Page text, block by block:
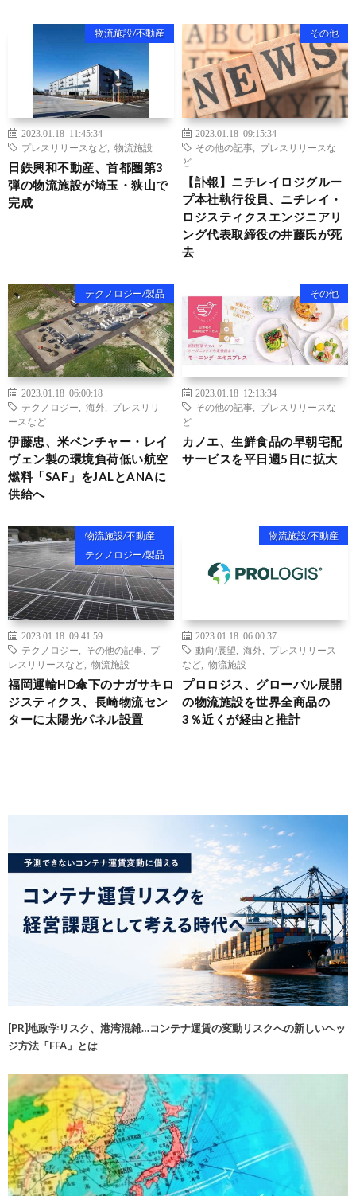
物流施設/不動産
2023.01.18 11:45:34
プレスリリースなど
物流施設
日鉄興和不動産、首都圏第3
弾の物流施設が埼玉・狭山で
完成
その他
2023.01.18 09:15:34
その他の記事
プレスリリースな
ど
【訃報】ニチレイロジグルー
プ本社執行役員、ニチレイ・
ロジスティクスエンジニアリ
ング代表取締役の井藤氏が死
去
テクノロジー/製品
2023.01.18 06:00:18
テクノロジー
海外
プレスリリ
ースなど
伊藤忠、米ベンチャー・レイ
ヴェン製の環境負荷低い航空
燃料「SAF」をJALとANAに
供給へ
その他
2023.01.18 12:13:34
その他の記事
プレスリリースな
ど
カノエ、生鮮食品の早朝宅配
サービスを平日週5日に拡大
物流施設/不動産
テクノロジー/製品
2023.01.18 09:41:59
テクノロジー
その他の記事
プ
レスリリースなど
物流施設
福岡運輸HD傘下のナガサキロ
ジスティクス、長崎物流セン
ターに太陽光パネル設置
物流施設/不動産
2023.01.18 06:00:37
動向/展望
海外
プレスリリース
など
物流施設
プロロジス、グローバル展開
の物流施設を世界全商品の
3％近くが経由と推計
[PR]地政学リスク、港湾混雑…コンテナ運賃の変動リスクへの新しいヘッ
ジ方法「FFA」とは